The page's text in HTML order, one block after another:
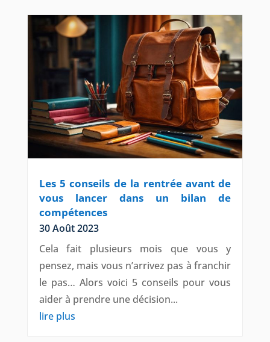
Les 5 conseils de la rentrée avant de
vous lancer dans un bilan de
compétences
30 Août 2023
Cela fait plusieurs mois que vous y
pensez, mais vous n’arrivez pas à franchir
le pas… Alors voici 5 conseils pour vous
aider à prendre une décision...
lire plus